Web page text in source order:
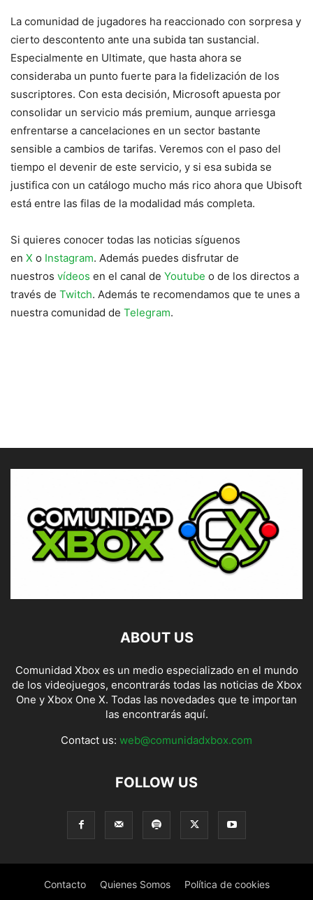
La comunidad de jugadores ha reaccionado con sorpresa y
cierto descontento ante una subida tan sustancial.
Especialmente en Ultimate, que hasta ahora se
consideraba un punto fuerte para la fidelización de los
suscriptores. Con esta decisión, Microsoft apuesta por
consolidar un servicio más premium, aunque arriesga
enfrentarse a cancelaciones en un sector bastante
sensible a cambios de tarifas. Veremos con el paso del
tiempo el devenir de este servicio, y si esa subida se
justifica con un catálogo mucho más rico ahora que Ubisoft
está entre las filas de la modalidad más completa.
Si quieres conocer todas las noticias síguenos
en X o Instagram. Además puedes disfrutar de
nuestros vídeos en el canal de Youtube o de los directos a
través de Twitch. Además te recomendamos que te unes a
nuestra comunidad de Telegram.
ABOUT US
Comunidad Xbox es un medio especializado en el mundo
de los videojuegos, encontrarás todas las noticias de Xbox
One y Xbox One X. Todas las novedades que te importan
las encontrarás aquí.
Contact us: web@comunidadxbox.com
FOLLOW US
Contacto Quienes Somos Política de cookies